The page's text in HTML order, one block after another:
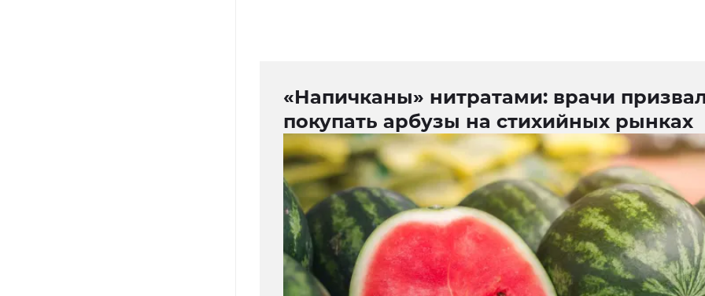
«Напичканы» нитратами: врачи
покупать арбузы на стихийных рынках